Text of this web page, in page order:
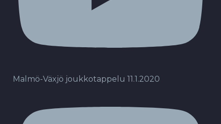
Malmö-Växjö joukkotappelu 11.1.2020